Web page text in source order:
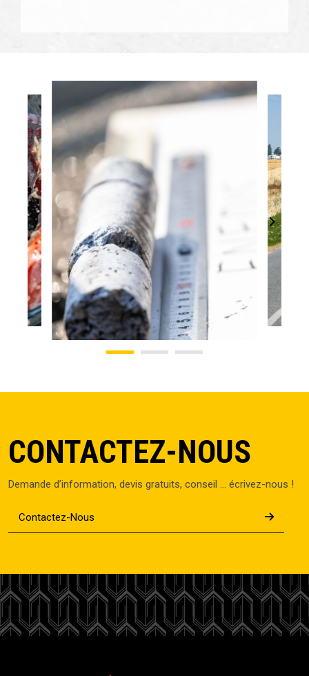
CONTACTEZ-NOUS
Demande d’information, devis gratuits, conseil … écrivez-nous !
Contactez-Nous